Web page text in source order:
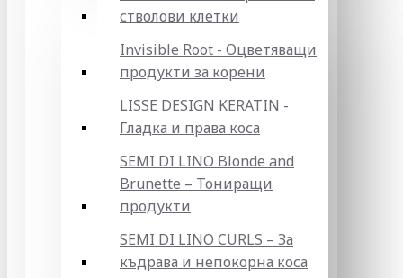
стволови клетки
Invisible Root - Оцветяващи
продукти за корени
LISSE DESIGN KERATIN -
Гладка и права коса
SEMI DI LINO Blonde and
Brunette – Тониращи
продукти
SEMI DI LINO CURLS – За
къдрава и непокорна коса